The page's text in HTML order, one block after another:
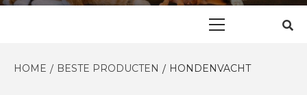
HOME BESTE PRODUCTEN HONDENVACHT